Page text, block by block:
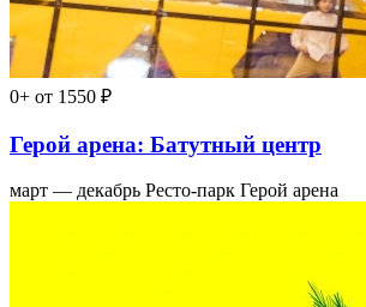
0+ от 1550 ₽
Герой арена: Батутный центр
март — декабрь Ресто-парк Герой арена